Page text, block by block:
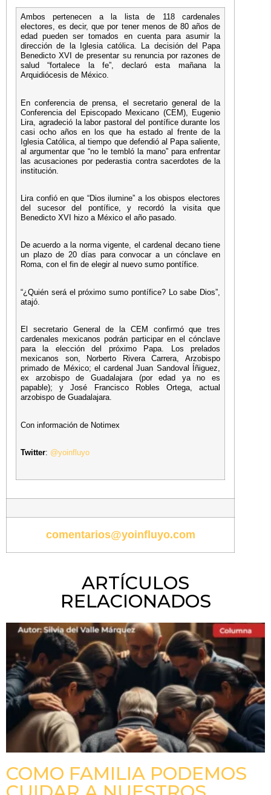
Ambos pertenecen a la lista de 118 cardenales
electores, es decir, que por tener menos de 80 años de
edad pueden ser tomados en cuenta para asumir la
dirección de la Iglesia católica. La decisión del Papa
Benedicto XVI de presentar su renuncia por razones de
salud “fortalece la fe”, declaró esta mañana la
Arquidiócesis de México.
En conferencia de prensa, el secretario general de la
Conferencia del Episcopado Mexicano (CEM), Eugenio
Lira, agradeció la labor pastoral del pontífice durante los
casi ocho años en los que ha estado al frente de la
Iglesia Católica, al tiempo que defendió al Papa saliente,
al argumentar que “no le tembló la mano” para enfrentar
las acusaciones por pederastia contra sacerdotes de la
institución.
Lira confió en que “Dios ilumine” a los obispos electores
del sucesor del pontífice, y recordó la visita que
Benedicto XVI hizo a México el año pasado.
De acuerdo a la norma vigente, el cardenal decano tiene
un plazo de 20 días para convocar a un cónclave en
Roma, con el fin de elegir al nuevo sumo pontífice.
“¿Quién será el próximo sumo pontífice? Lo sabe Dios”,
atajó.
El secretario General de la CEM confirmó que tres
cardenales mexicanos podrán participar en el cónclave
para la elección del próximo Papa. Los prelados
mexicanos son, Norberto Rivera Carrera, Arzobispo
primado de México; el cardenal Juan Sandoval Íñiguez,
ex arzobispo de Guadalajara (por edad ya no es
papable); y José Francisco Robles Ortega, actual
arzobispo de Guadalajara.
Con información de Notimex
Twitter: @yoinfluyo
comentarios@yoinfluyo.com
ARTÍCULOS
RELACIONADOS
COMO FAMILIA PODEMOS